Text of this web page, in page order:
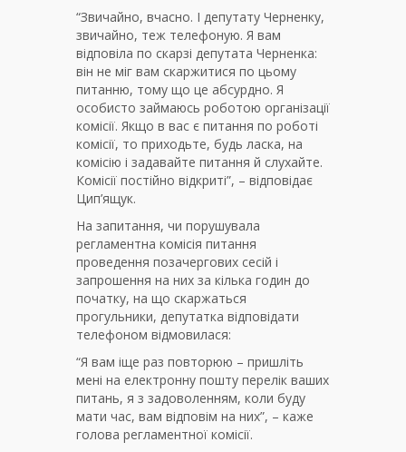
“Звичайно, вчасно. І депутату Черненку,
звичайно, теж телефоную. Я вам
відповіла по скарзі депутата Черненка:
він не міг вам скаржитися по цьому
питанню, тому що це абсурдно. Я
особисто займаюсь роботою організації
комісії. Якщо в вас є питання по роботі
комісії, то приходьте, будь ласка, на
комісію і задавайте питання й слухайте.
Комісії постійно відкриті”, – відповідає
Цип’ящук.
На запитання, чи порушувала
регламентна комісія питання
проведення позачергових сесій і
запрошення на них за кілька годин до
початку, на що скаржаться
прогульники, депутатка відповідати
телефоном відмовилася:
“Я вам іще раз повторюю – пришліть
мені на електронну пошту перелік ваших
питань, я з задоволенням, коли буду
мати час, вам відповім на них”, – каже
голова регламентної комісії.